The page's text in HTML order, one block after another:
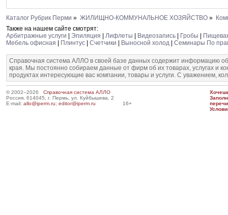
Каталог Рубрик Перми » ЖИЛИЩНО-КОММУНАЛЬНОЕ ХОЗЯЙСТВО »
Также на нашем сайте смотрят:
Арбитражные услуги
Эпиляция Лифлеты Видеозапись Гробы
Мебель офисная
Плинтус Счетчики Выносной холод Семинары По
Справочная система АЛЛО в своей базе данных содержит информацию
края. Мы постоянно собираем данные от фирм об их товарах, услугах и
продуктах интересующие вас компании, товары и услуги. С уважением,
© 2002–2026 Справочная система АЛЛО
Россия, 614045, г. Пермь, ул. Куйбышева, 2
E-mail: allo@iperm.ru; editor@iperm.ru 16+